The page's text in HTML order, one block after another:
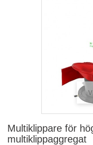
Multiklippare för
multiklippaggregat